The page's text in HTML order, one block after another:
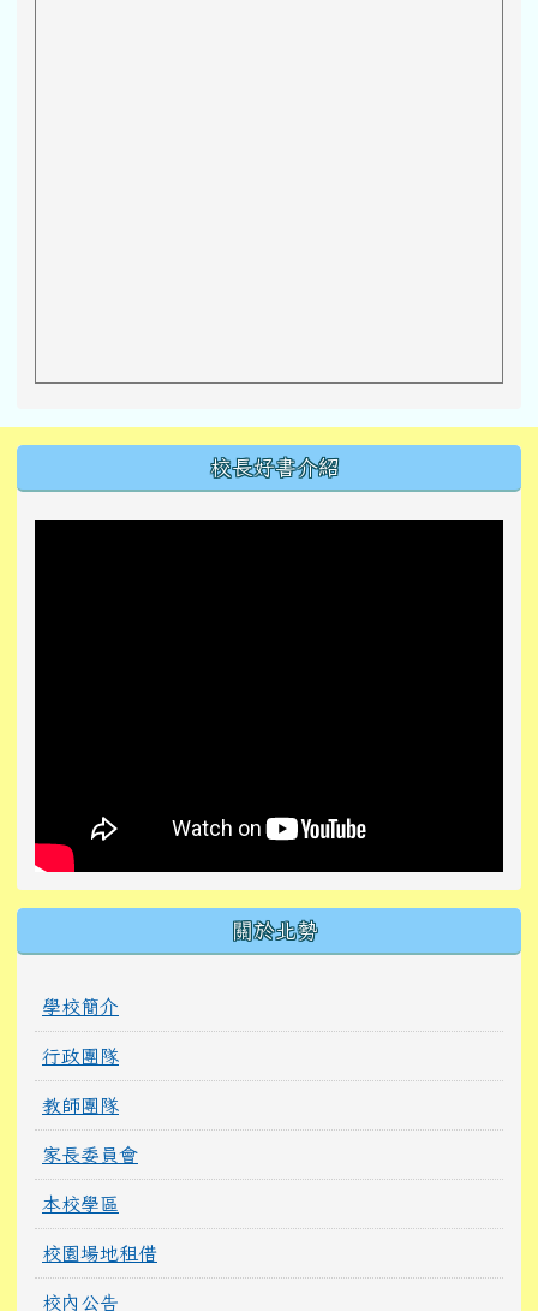
校長好書介紹
關於北勢
學校簡介
行政團隊
教師團隊
家長委員會
本校學區
校園場地租借
校內公告